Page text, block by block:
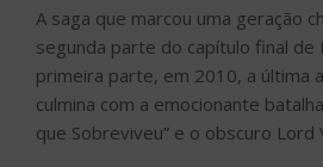
A saga que marcou uma geração
segunda parte do capítulo final
primeira parte, em 2010, a última
culmina com a emocionante
que Sobreviveu” e o obscuro Lord